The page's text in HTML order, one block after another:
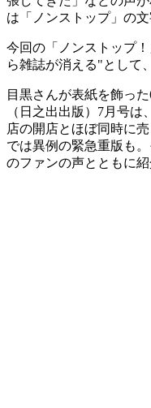
は「ノンストップ」の
今回の「ノンストップ
ら雑誌が消える"として
目黒さんが表紙を飾っ
（日之出出版）7月号
店の開店とほぼ同時に
では異例の緊急重版も
のファンの声とともに紹